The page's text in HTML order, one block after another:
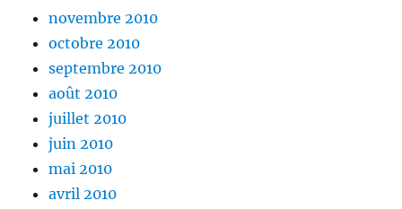
novembre 2010
octobre 2010
septembre 2010
août 2010
juillet 2010
juin 2010
mai 2010
avril 2010